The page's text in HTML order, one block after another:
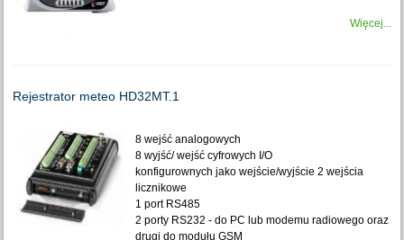
Więcej...
Rejestrator meteo HD32MT.1
8 wejść analogowych
8 wyjść/ wejść cyfrowych I/O
konfigurownych jako wejście/wyjście 2 wejścia
licznikowe
1 port RS485
2 porty RS232 - do PC lub modemu radiowego oraz
drugi do modułu GSM